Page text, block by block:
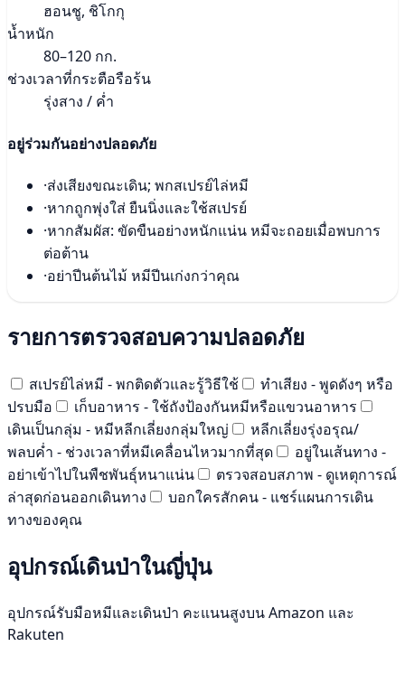
ฮอนชู, ชิโกกุ
น้ำหนัก
80–120 กก.
ช่วงเวลาที่กระตือรือร้น
รุ่งสาง / ค่ำ
อยู่ร่วมกันอย่างปลอดภัย
·ส่งเสียงขณะเดิน; พกสเปรย์ไล่หมี
·หากถูกพุ่งใส่ ยืนนิ่งและใช้สเปรย์
·หากสัมผัส: ขัดขืนอย่างหนักแน่น หมีจะถอยเมื่อพบการ
ต่อต้าน
·อย่าปีนต้นไม้ หมีปีนเก่งกว่าคุณ
รายการตรวจสอบความปลอดภัย
สเปรย์ไล่หมี - พกติดตัวและรู้วิธีใช้
ทำเสียง - พูดดังๆ หรือ
ปรบมือ
เก็บอาหาร - ใช้ถังป้องกันหมีหรือแขวนอาหาร
เดินเป็นกลุ่ม - หมีหลีกเลี่ยงกลุ่มใหญ่
หลีกเลี่ยงรุ่งอรุณ/
พลบค่ำ - ช่วงเวลาที่หมีเคลื่อนไหวมากที่สุด
อยู่ในเส้นทาง -
อย่าเข้าไปในพืชพันธุ์หนาแน่น
ตรวจสอบสภาพ - ดูเหตุการณ์
ล่าสุดก่อนออกเดินทาง
บอกใครสักคน - แชร์แผนการเดิน
ทางของคุณ
อุปกรณ์เดินป่าในญี่ปุ่น
อุปกรณ์รับมือหมีและเดินป่า คะแนนสูงบน Amazon และ
Rakuten